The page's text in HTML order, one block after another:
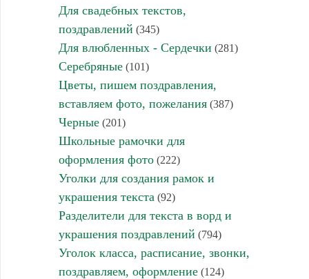
Для свадебных текстов,
поздравлений (345)
Для влюбленных - Сердечки (281)
Серебряные(101)
Цветы, пишем поздравления,
вставляем фото, пожелания(387)
Черные(201)
Школьные рамочки для
оформления фото(222)
Уголки для создания рамок и
украшения текста (92)
Разделители для текста в ворд и
украшения поздравлений (794)
Уголок класса, расписание, звонки,
поздравляем, оформление(124)